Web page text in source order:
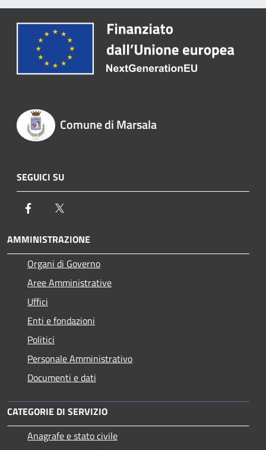
Comune di Marsala
SEGUICI SU
Facebook
AMMINISTRAZIONE
Organi di Governo
Aree Amministrative
Uffici
Enti e fondazioni
Politici
Personale Amministrativo
Documenti e dati
CATEGORIE DI SERVIZIO
Anagrafe e stato civile